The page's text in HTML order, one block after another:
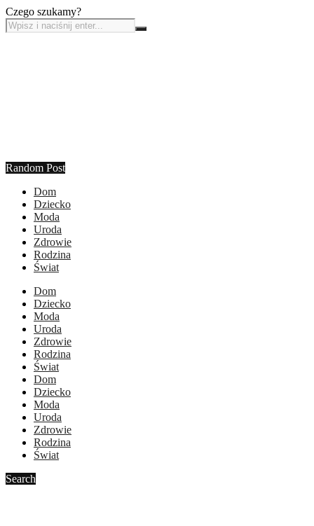
Czego szukamy?
Random Post
Dom
Dziecko
Moda
Uroda
Zdrowie
Rodzina
Świat
Dom
Dziecko
Moda
Uroda
Zdrowie
Rodzina
Świat
Dom
Dziecko
Moda
Uroda
Zdrowie
Rodzina
Świat
Search